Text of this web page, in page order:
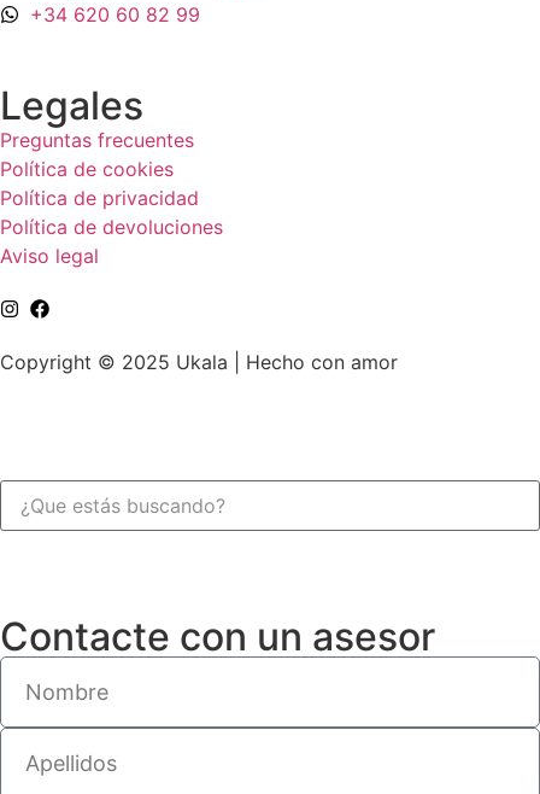
+34 620 60 82 99
Legales
Preguntas frecuentes
Política de cookies
Política de privacidad
Política de devoluciones
Aviso legal
Copyright © 2025 Ukala | Hecho con amor
Contacte con un asesor